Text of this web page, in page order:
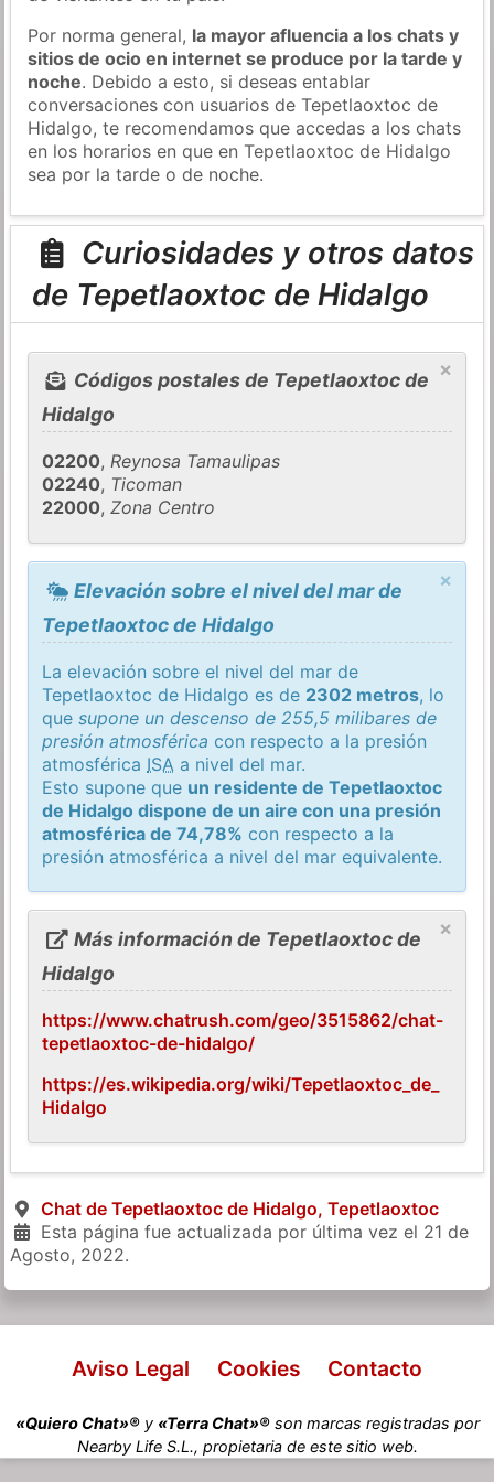
Por norma general, la mayor afluencia a los chats y
sitios de ocio en internet se produce por la tarde y
noche. Debido a esto, si deseas entablar
conversaciones con usuarios de Tepetlaoxtoc de
Hidalgo, te recomendamos que accedas a los chats
en los horarios en que en Tepetlaoxtoc de Hidalgo
sea por la tarde o de noche.
Curiosidades y otros datos
de Tepetlaoxtoc de Hidalgo
×
Códigos postales de Tepetlaoxtoc de
Hidalgo
02200,Reynosa Tamaulipas
02240, Ticoman
22000,Zona Centro
×
Elevación sobre el nivel del mar de
Tepetlaoxtoc de Hidalgo
La elevación sobre el nivel del mar de
Tepetlaoxtoc de Hidalgo es de 2302 metros, lo
quesupone un descenso de 255,5 milibares de
presión atmosférica con respecto a la presión
atmosférica ISA a nivel del mar.
Esto supone que un residente de Tepetlaoxtoc
de Hidalgo dispone de un aire con una presión
atmosférica de 74,78% con respecto a la
presión atmosférica a nivel del mar equivalente.
×
Más información de Tepetlaoxtoc de
Hidalgo
https://www.chatrush.com/geo/3515862/chat-
tepetlaoxtoc-de-hidalgo/
https://es.wikipedia.org/wiki/Tepetlaoxtoc_de_
Hidalgo
Chat de Tepetlaoxtoc de Hidalgo, Tepetlaoxtoc
Esta página fue actualizada por última vez el 21 de
Agosto, 2022.
Aviso Legal Cookies Contacto
«Quiero Chat»®y «Terra Chat»®son marcas registradas por
Nearby Life S.L., propietaria de este sitio web.